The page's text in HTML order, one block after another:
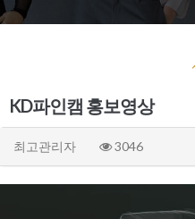
KD파인캠 홍보영상
최고관리자 3046